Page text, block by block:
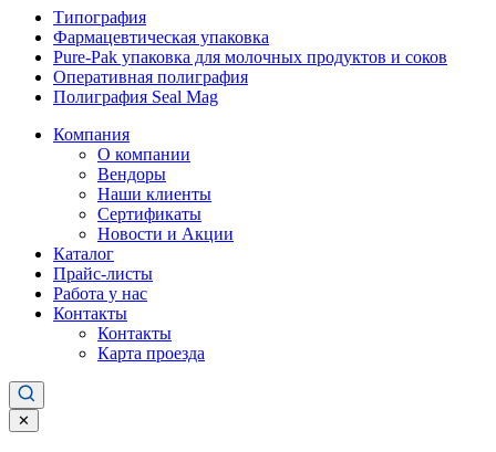
Типография
Фармацевтическая упаковка
Pure-Pak упаковка для молочных продуктов и соков
Оперативная полиграфия
Полиграфия Seal Mag
Компания
О компании
Вендоры
Наши клиенты
Сертификаты
Новости и Акции
Каталог
Прайс-листы
Работа у нас
Контакты
Контакты
Карта проезда
✕